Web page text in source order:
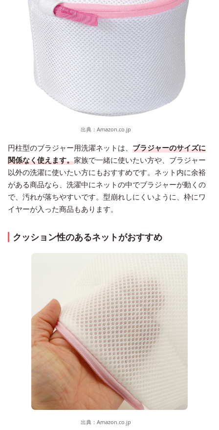
出典： Amazon.co.jp
円柱型のブラジャー用洗濯ネットは、 ブラジャーのサイズに
関係なく使えます。家族で一緒に使いたい方や、ブラジャー
以外の洗濯に使いたい方にもおすすめです。ネット内に余裕
がある商品なら、洗濯中にネットの中でブラジャーが動くの
で、汚れが落ちやすいです。型崩れしにくいように、枠にワ
イヤーが入った商品もあります。
クッション性のあるネットがおすすめ
出典： Amazon.co.jp